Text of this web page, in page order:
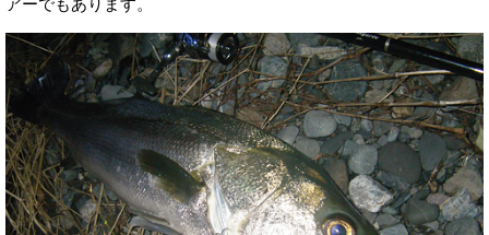
アーでもあります。